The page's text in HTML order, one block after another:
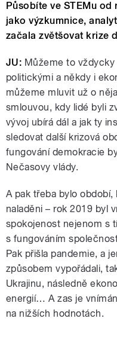
Působíte ve STEMu
jako výzkumnice,
začala zvětšovat krize
JU: Můžeme to
politickými a někdy i
můžeme mluvit už o
smlouvou, kdy lidé byli
vývoj ubírá dál a jak ty
sledovat další krizová
fungování demokracie
Nečasovy vlády.
A pak třeba bylo
naladěni – rok 2019 byl
spokojenost nejenom s
s fungováním
Pak přišla pandemie, a
způsobem vypořádali,
Ukrajinu, následně
energií… A zas je
na nižších hodnotách.